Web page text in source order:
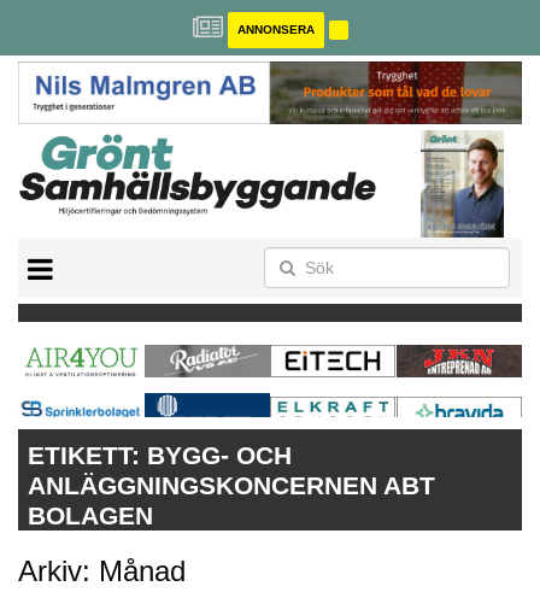
ANNONSERA
MILJÖBYGGNAD
NOLLCO2
CITYLAB
GREENBUILDING
ANNONSERA
ETIKETT: BYGG- OCH
ANLÄGGNINGSKONCERNEN ABT
BOLAGEN
Arkiv: Månad